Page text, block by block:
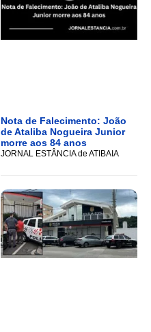
Nota de Falecimento: João
de Ataliba Nogueira Junior
morre aos 84 anos
JORNAL ESTÂNCIA de ATIBAIA